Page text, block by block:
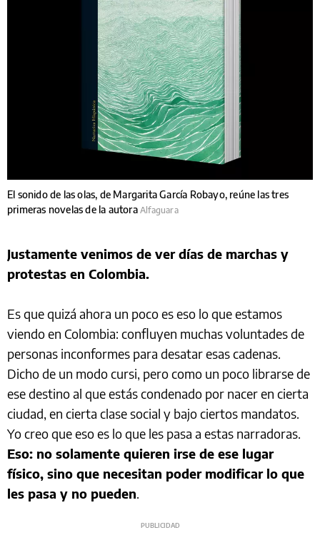
El sonido de las olas, de Margarita García Robayo, reúne las tres
primeras novelas de la autora Alfaguara
Justamente venimos de ver días de marchas y
protestas en Colombia.
Es que quizá ahora un poco es eso lo que estamos
viendo en Colombia: confluyen muchas voluntades de
personas inconformes para desatar esas cadenas.
Dicho de un modo cursi, pero como un poco librarse de
ese destino al que estás condenado por nacer en cierta
ciudad, en cierta clase social y bajo ciertos mandatos.
Yo creo que eso es lo que les pasa a estas narradoras.
Eso: no solamente quieren irse de ese lugar
físico, sino que necesitan poder modificar lo que
les pasa y no pueden.